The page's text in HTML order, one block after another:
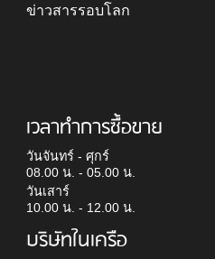
ข่าวสารรอบโลก
เวลาทำการซื้อขาย
วันจันทร์ - ศุกร์
08.00 น. - 05.00 น.
วันเสาร์
10.00 น. - 12.00 น.
บริษัทในเครือ